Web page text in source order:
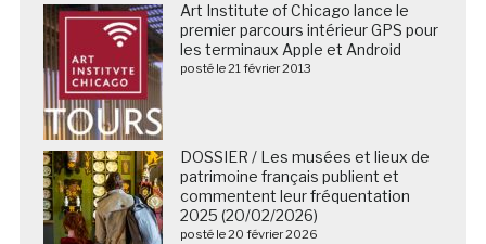
Art Institute of Chicago lance le
premier parcours intérieur GPS pour
les terminaux Apple et Android
posté le 21 février 2013
DOSSIER / Les musées et lieux de
patrimoine français publient et
commentent leur fréquentation
2025 (20/02/2026)
posté le 20 février 2026